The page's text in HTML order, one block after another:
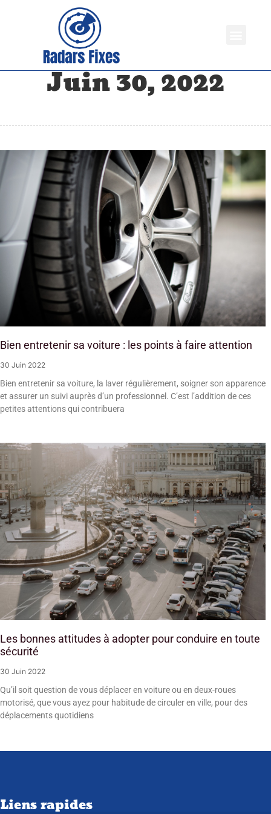
Juin 30, 2022
Bien entretenir sa voiture : les points à faire attention
30 Juin 2022
Bien entretenir sa voiture, la laver régulièrement, soigner son apparence
et assurer un suivi auprès d’un professionnel. C’est l’addition de ces
petites attentions qui contribuera
Les bonnes attitudes à adopter pour conduire en toute
sécurité
30 Juin 2022
Qu’il soit question de vous déplacer en voiture ou en deux-roues
motorisé, que vous ayez pour habitude de circuler en ville, pour des
déplacements quotidiens
Liens rapides